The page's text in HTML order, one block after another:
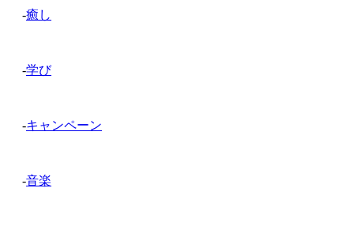
-癒し
-学び
-キャンペーン
-音楽